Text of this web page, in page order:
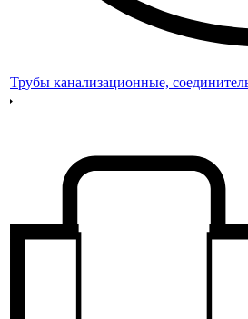
Трубы канализационные,